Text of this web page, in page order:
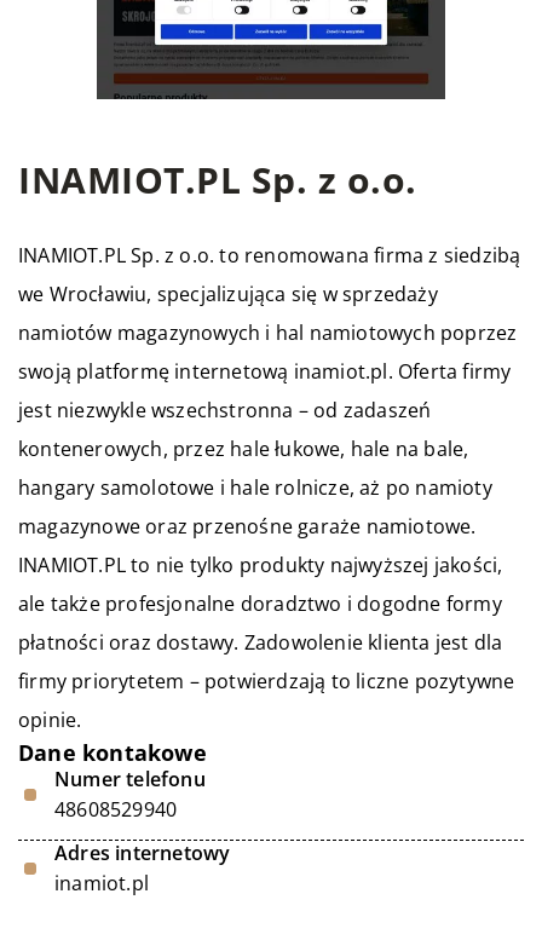
INAMIOT.PL Sp. z o.o.
INAMIOT.PL Sp. z o.o. to renomowana firma z siedzibą
we Wrocławiu, specjalizująca się w sprzedaży
namiotów magazynowych i hal namiotowych poprzez
swoją platformę internetową inamiot.pl. Oferta firmy
jest niezwykle wszechstronna – od zadaszeń
kontenerowych, przez hale łukowe, hale na bale,
hangary samolotowe i hale rolnicze, aż po namioty
magazynowe oraz przenośne garaże namiotowe.
INAMIOT.PL to nie tylko produkty najwyższej jakości,
ale także profesjonalne doradztwo i dogodne formy
płatności oraz dostawy. Zadowolenie klienta jest dla
firmy priorytetem – potwierdzają to liczne pozytywne
opinie.
Dane kontakowe
Numer telefonu
48608529940
Adres internetowy
inamiot.pl